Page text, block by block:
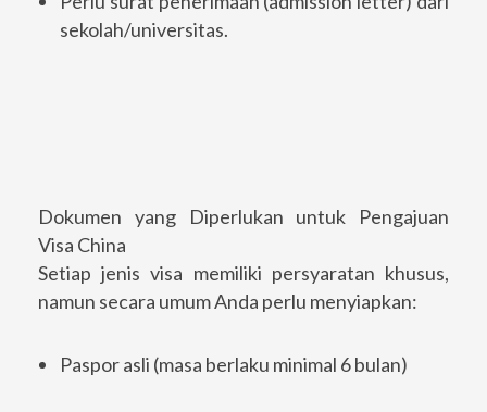
sekolah/universitas.
Dokumen yang Diperlukan untuk Pengajuan
Visa China
Setiap jenis visa memiliki persyaratan khusus,
namun secara umum Anda perlu menyiapkan:
Paspor asli (masa berlaku minimal 6 bulan)